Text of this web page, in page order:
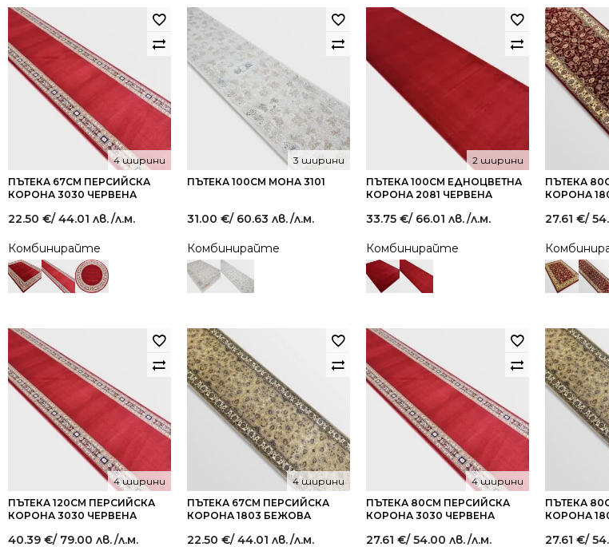
ПЪТЕКА 67СМ ПЕРСИЙСКА
КОРОНА 3030 ЧЕРВЕНА
4 ширини
22.50 €/ 44.01 лв./л.м.
Комбинирайте
ПЪТЕКА 100СМ МОНА 3101
3 ширини
31.00 €/ 60.63 лв./л.м.
Комбинирайте
ПЪТЕКА 100СМ ЕДНОЦВЕТНА
КОРОНА 2081 ЧЕРВЕНА
2 ширини
33.75 €/ 66.01 лв./л.м.
Комбинирайте
ПЪТЕКА
КОРОНА
27.61 €/
ПЪТЕКА 120СМ ПЕРСИЙСКА
КОРОНА 3030 ЧЕРВЕНА
4 ширини
40.39 €/ 79.00 лв./л.м.
ПЪТЕКА 67СМ ПЕРСИЙСКА
КОРОНА 1803 БЕЖОВА
4 ширини
22.50 €/ 44.01 лв./л.м.
ПЪТЕКА 80СМ ПЕРСИЙСКА
КОРОНА 3030 ЧЕРВЕНА
4 ширини
27.61 €/ 54.00 лв./л.м.
ПЪТЕКА
КОРОНА
27.61 €/